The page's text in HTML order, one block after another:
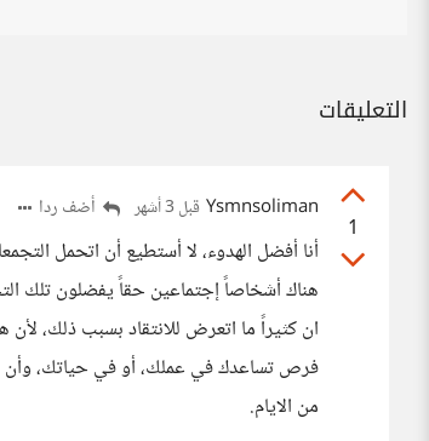
التعليقات
1
Ysmnsoliman قبل 3 أشهر أضف ردا
أنا أفضل الهدوء، لا أستطيع أن اتحمل
هناك أشخاصاً إجتماعين حقاً يفضلون تلك
ان كثيراً ما اتعرض للانتقاد بسبب ذلك،
فرص تساعدك في عملك، أو في حياتك، وأن
من الايام.